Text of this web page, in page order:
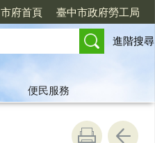
市府首頁 臺中市政府勞工局
進階搜尋
便民服務